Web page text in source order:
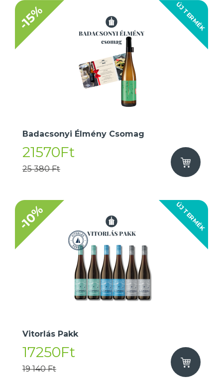
ÚJ TERMÉK
-15%
Badacsonyi Élmény Csomag
21570Ft
25 380 Ft
ÚJ TERMÉK
-10%
Vitorlás Pakk
17250Ft
19 140 Ft